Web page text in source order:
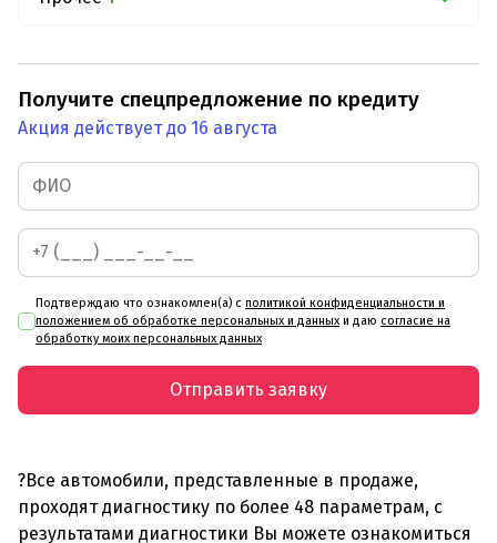
Получите спецпредложение по кредиту
Акция действует до 16 августа
Подтверждаю что ознакомлен(а) с политикой конфиденциальности и
положением об обработке персональных и данных и даю согласие на
обработку моих персональных данных
Отправить заявку
?Все автомобили, представленные в продаже,
проходят диагностику по более 48 параметрам, с
результатами диагностики Вы можете ознакомиться